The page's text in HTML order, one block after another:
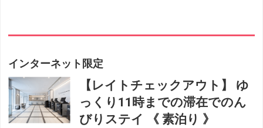
インターネット限定
【レイトチェックアウト】 ゆ
っくり11時までの滞在でのん
びりステイ 《 素泊り 》